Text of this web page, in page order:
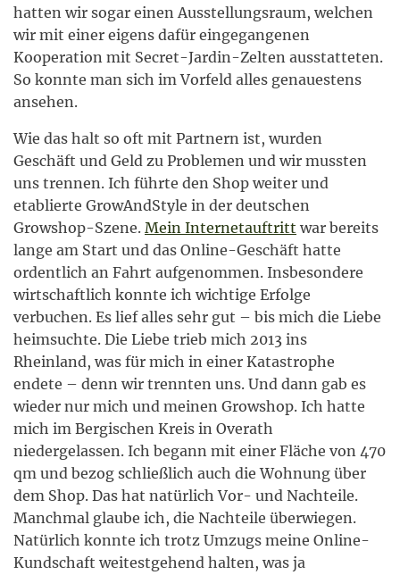
hatten wir sogar einen Ausstellungsraum, welchen
wir mit einer eigens dafür eingegangenen
Kooperation mit Secret-Jardin-Zelten ausstatteten.
So konnte man sich im Vorfeld alles genauestens
ansehen.
Wie das halt so oft mit Partnern ist, wurden
Geschäft und Geld zu Problemen und wir mussten
uns trennen. Ich führte den Shop weiter und
etablierte GrowAndStyle in der deutschen
Growshop-Szene. Mein Internetauftritt war bereits
lange am Start und das Online-Geschäft hatte
ordentlich an Fahrt aufgenommen. Insbesondere
wirtschaftlich konnte ich wichtige Erfolge
verbuchen. Es lief alles sehr gut – bis mich die Liebe
heimsuchte. Die Liebe trieb mich 2013 ins
Rheinland, was für mich in einer Katastrophe
endete – denn wir trennten uns. Und dann gab es
wieder nur mich und meinen Growshop. Ich hatte
mich im Bergischen Kreis in Overath
niedergelassen. Ich begann mit einer Fläche von 470
qm und bezog schließlich auch die Wohnung über
dem Shop. Das hat natürlich Vor- und Nachteile.
Manchmal glaube ich, die Nachteile überwiegen.
Natürlich konnte ich trotz Umzugs meine Online-
Kundschaft weitestgehend halten, was ja